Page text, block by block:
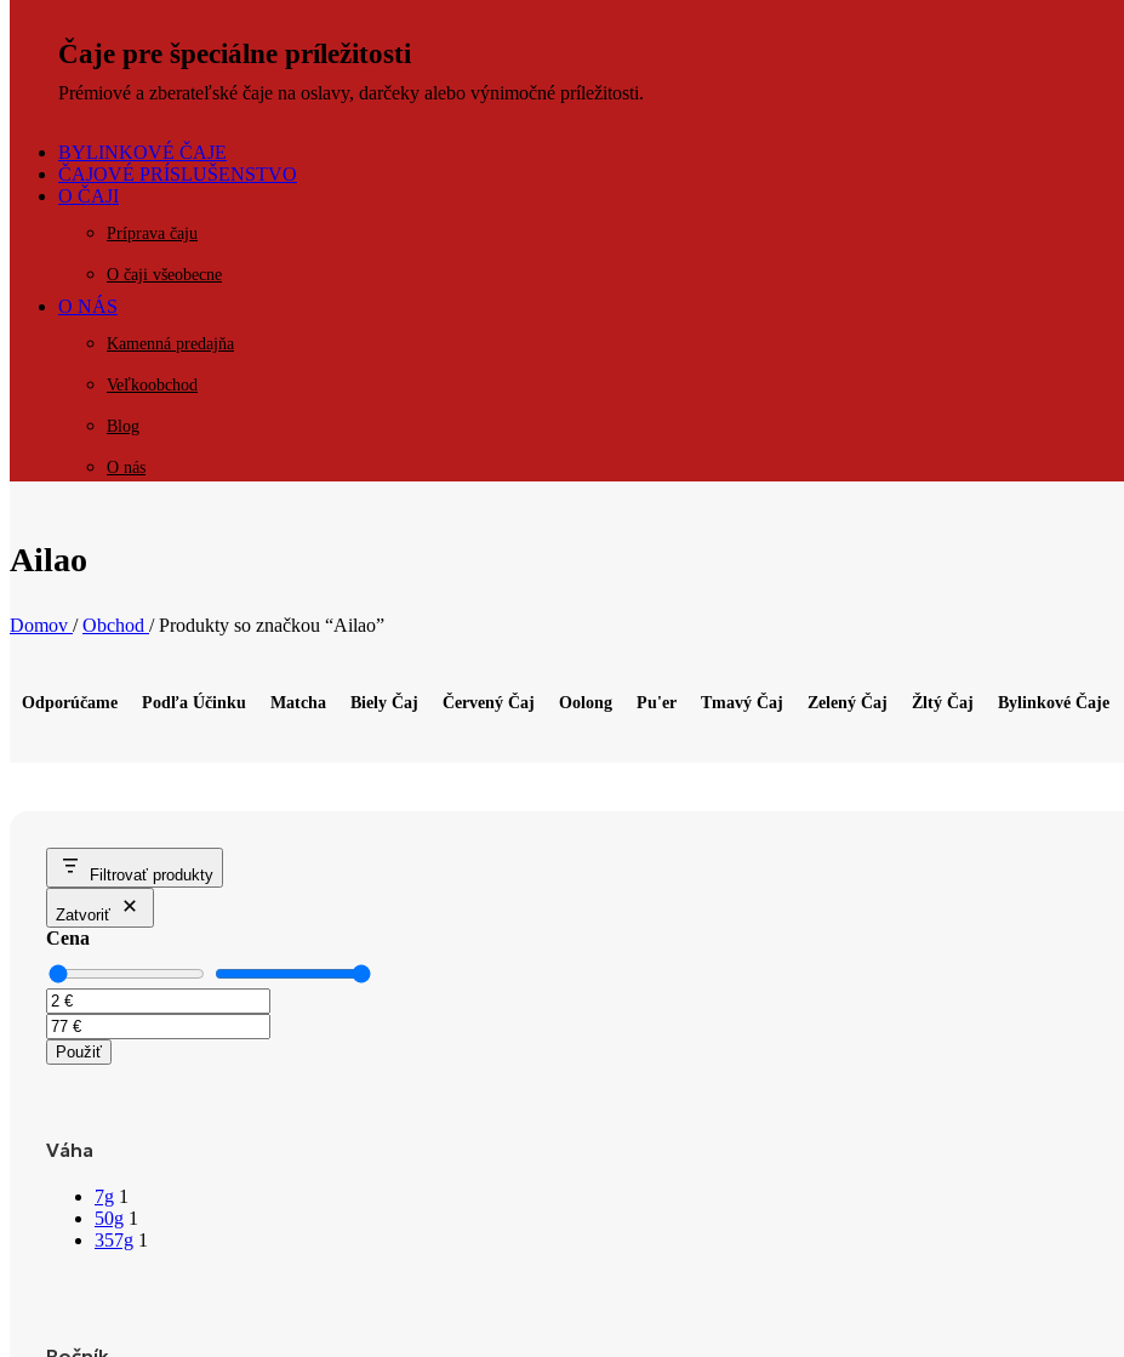
Čaje pre špeciálne príležitosti
Prémiové a zberateľské čaje na oslavy, darčeky alebo výnimočné príležitosti.
BYLINKOVÉ ČAJE
ČAJOVÉ PRÍSLUŠENSTVO
O ČAJI
Príprava čaju
O čaji všeobecne
O NÁS
Kamenná predajňa
Veľkoobchod
Blog
O nás
Ailao
Domov / Obchod / Produkty so značkou “Ailao”
Odporúčame Podľa Účinku Matcha Biely Čaj Červený Čaj Oolong Pu'er Tmavý Čaj Zelený Čaj Žltý Čaj Bylinkové Čaje
Filtrovať produkty
Zatvoriť
Cena
Použiť
Váha
7g 1
50g 1
357g 1